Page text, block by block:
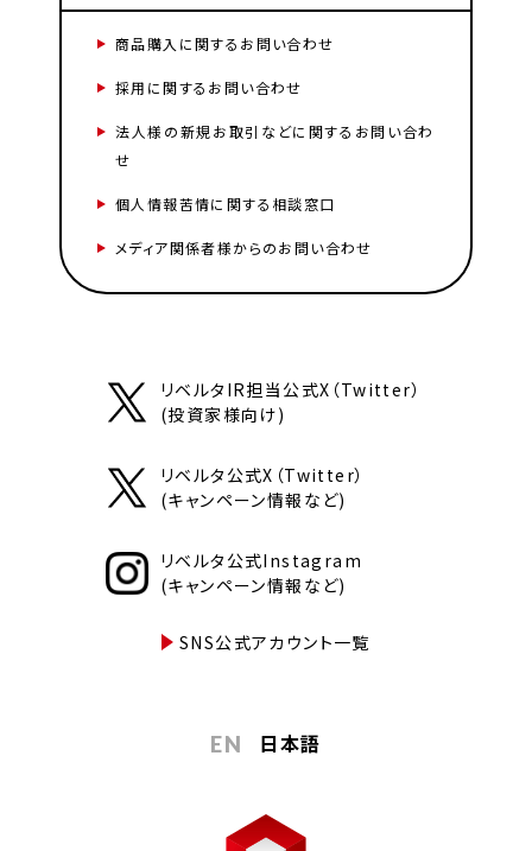
商品購入に関するお問い合わせ
採用に関するお問い合わせ
法人様の新規お取引などに関するお問い合わ
せ
個人情報苦情に関する相談窓口
メディア関係者様からのお問い合わせ
リベルタIR担当公式X（Twitter）
(投資家様向け)
リベルタ公式X（Twitter）
(キャンペーン情報など)
リベルタ公式Instagram
(キャンペーン情報など)
SNS公式アカウント一覧
EN 日本語